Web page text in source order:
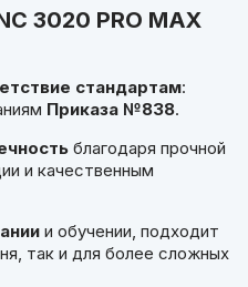
3020 PRO MAX
стандартам:
Приказа №838.
благодаря прочной
и качественным
и обучении, подходит
так и для более сложных